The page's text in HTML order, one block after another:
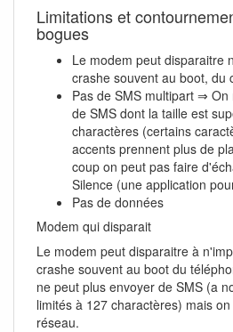
Limitations et
bogues
Le modem peut disparaitre
crashe souvent au boot, du
Pas de SMS multipart ⇒
de SMS dont la taille est
charactères (certains
accents prennent plus de
coup on peut pas faire
Silence (une application
Pas de données
Modem qui disparait
Le modem peut disparaitre à
crashe souvent au boot du
ne peut plus envoyer de SMS (a
limités à 127 charactères) mais
réseau.